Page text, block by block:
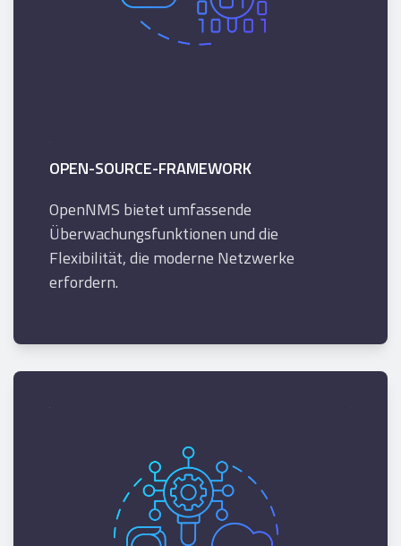
OPEN-SOURCE-FRAMEWORK
OpenNMS bietet umfassende
Überwachungsfunktionen und die
Flexibilität, die moderne Netzwerke
erfordern.